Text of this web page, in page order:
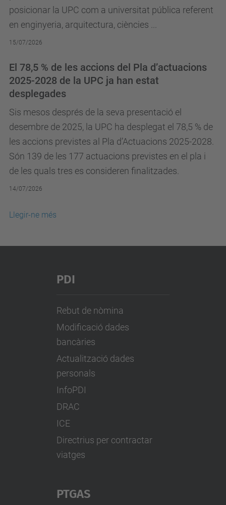
posicionar la UPC com a universitat pública referent
en enginyeria, arquitectura, ciències ...
15/07/2026
El 78,5 % de les accions del Pla d’actuacions
2025-2028 de la UPC ja han estat
desplegades
Sis mesos després de la seva presentació el
desembre de 2025, la UPC ha desplegat el 78,5 % de
les accions previstes al Pla d’Actuacions 2025-2028.
Són 139 de les 177 actuacions previstes en el pla i
de les quals tres es consideren finalitzades.
14/07/2026
Llegir-ne més
PDI
Rebut de nòmina
Modificació dades
bancàries
Actualització dades
personals
InfoPDI
DRAC
ICE
Directrius per contractar
viatges
PTGAS